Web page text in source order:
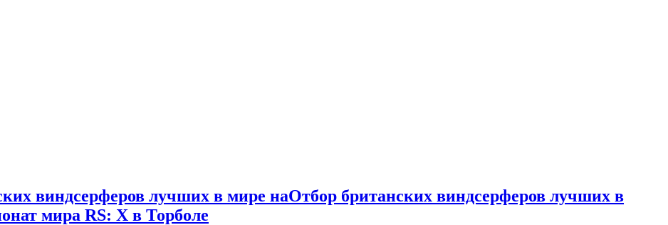
виндсерферов лучших в мире наОтбор британских виндсерферов лучших в
мира RS: X в Торболе